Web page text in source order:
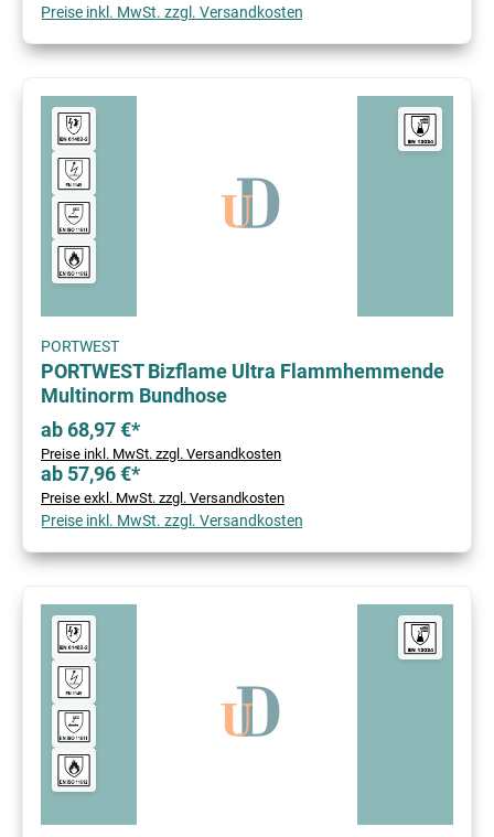
Preise inkl. MwSt. zzgl. Versandkosten
PORTWEST
PORTWEST Bizflame Ultra Flammhemmende
Multinorm Bundhose
ab 68,97 €*
Preise inkl. MwSt. zzgl. Versandkosten
ab 57,96 €*
Preise exkl. MwSt. zzgl. Versandkosten
Preise inkl. MwSt. zzgl. Versandkosten